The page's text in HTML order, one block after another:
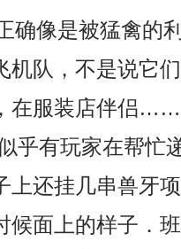
确像是被猛禽的
机队，不是说它
在服装店伴侣
乎有玩家在帮忙
上还挂几串兽牙
候面上的样子．